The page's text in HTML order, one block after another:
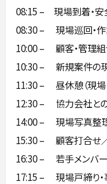
08:15 – 現場到着・安
08:30 – 現場巡回・作
10:00 – 顧客・管理組
10:30 – 新規案件の
11:30 – 昼休憩（現場
12:30 – 協力会社との
14:00 – 現場写真整
15:30 – 顧客打合せ
16:30 – 若手メンバ
17:15 – 現場戸締り・